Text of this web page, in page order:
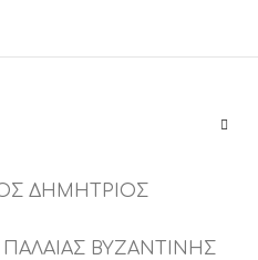
ΔΗΜΗΤΡΙΟΣ
ΒΥΖΑΝΤΙΝΗΣ